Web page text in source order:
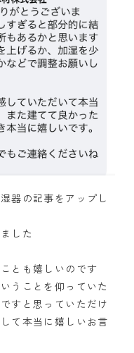
器の記事をアップし
した
とも嬉しいのです
うことを仰っていた
すと思っていただけ
て本当に嬉しいお言